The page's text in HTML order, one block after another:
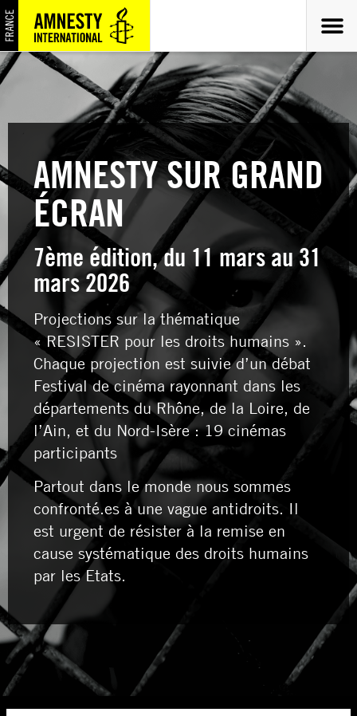
AMNESTY SUR GRAND
ÉCRAN
7ème édition, du 11 mars au 31
mars 2026
Projections sur la thématique
« RESISTER pour les droits humains ».
Chaque projection est suivie d’un débat
Festival de cinéma rayonnant dans les
départements du Rhône, de la Loire, de
l’Ain, et du Nord-Isère : 19 cinémas
participants
Partout dans le monde nous sommes
confronté.es à une vague antidroits. Il
est urgent de résister à la remise en
cause systématique des droits humains
par les Etats.